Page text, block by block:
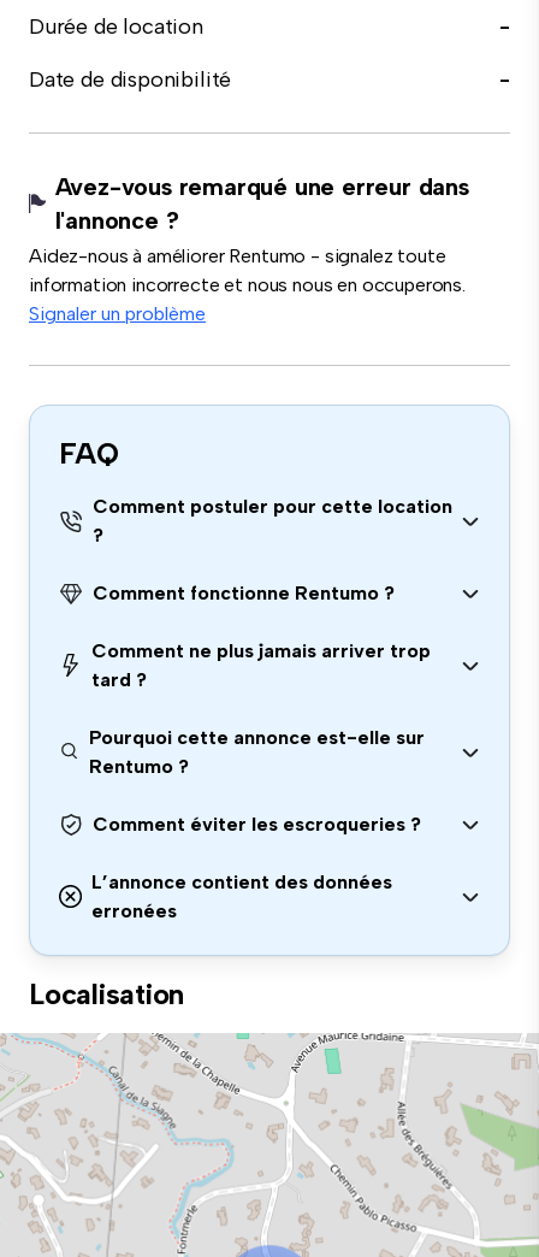
Durée de location
-
Date de disponibilité
-
Avez-vous remarqué une erreur dans
l'annonce ?
Aidez-nous à améliorer Rentumo - signalez toute
information incorrecte et nous nous en occuperons.
Signaler un problème
FAQ
Comment postuler pour cette location
?
Comment fonctionne Rentumo ?
Comment ne plus jamais arriver trop
tard ?
Pourquoi cette annonce est-elle sur
Rentumo ?
Comment éviter les escroqueries ?
L’annonce contient des données
erronées
Localisation